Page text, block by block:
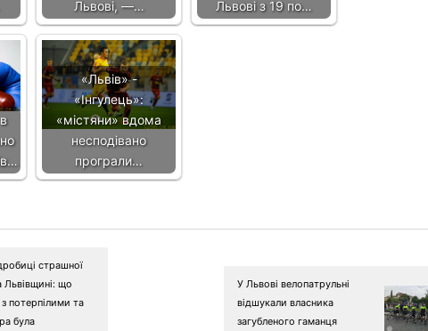
Львові, —…
Львові з 19 по…
«Львів» -
«Інгулець»:
«містяни» вдома
несподівано
програли…
страшної
Львівщині: що
потерпілими та
була
У Львові велопатрульні
відшукали власника
загубленого гаманця